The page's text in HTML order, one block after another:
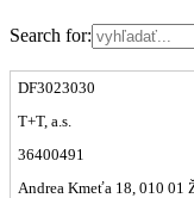
Search for:
DF3023030
T+T, a.s.
36400491
Andrea Kmeťa 18, 010 01